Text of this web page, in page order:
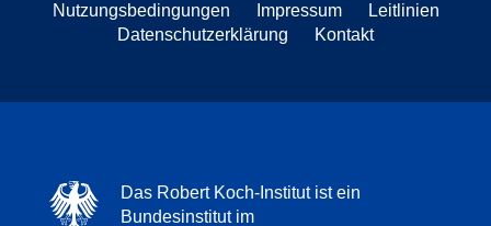
Nutzungsbedingungen Impressum
Leitlinien
Datenschutzerklärung
Kontakt
Das Robert Koch-Institut ist ein
Bundesinstitut im